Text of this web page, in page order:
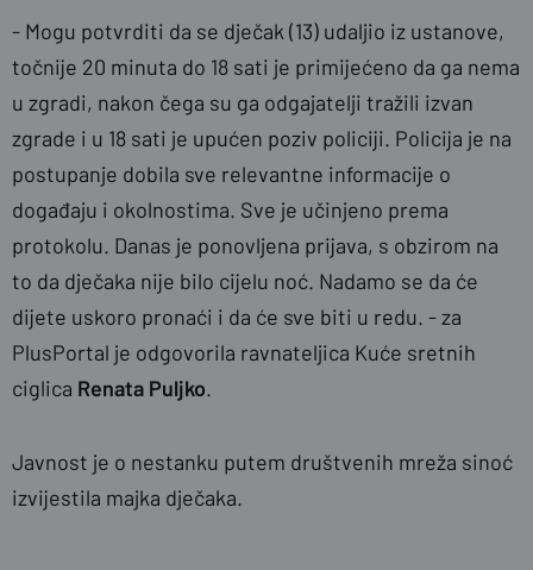
- Mogu potvrditi da se dječak (13) udaljio iz ustanove,
točnije 20 minuta do 18 sati je primijećeno da ga nema
u zgradi, nakon čega su ga odgajatelji tražili izvan
zgrade i u 18 sati je upućen poziv policiji. Policija je na
postupanje dobila sve relevantne informacije o
događaju i okolnostima. Sve je učinjeno prema
protokolu. Danas je ponovljena prijava, s obzirom na
to da dječaka nije bilo cijelu noć. Nadamo se da će
dijete uskoro pronaći i da će sve biti u redu. - za
PlusPortal je odgovorila ravnateljica Kuće sretnih
ciglica Renata Puljko.
Javnost je o nestanku putem društvenih mreža sinoć
izvijestila majka dječaka.